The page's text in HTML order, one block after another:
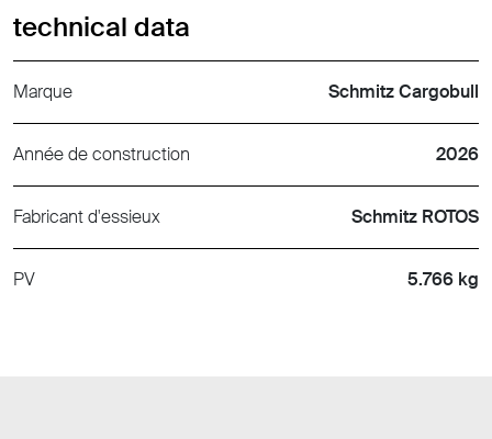
technical data
Marque Schmitz Cargobull
Année de construction 2026
Fabricant d'essieux Schmitz ROTOS
PV 5.766 kg